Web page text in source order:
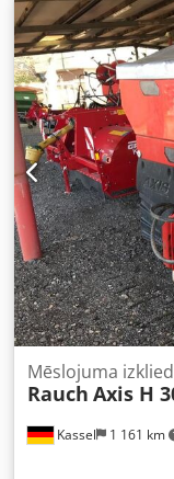
Kassel 1 161 km
Mēslojuma
Rauch Axis H